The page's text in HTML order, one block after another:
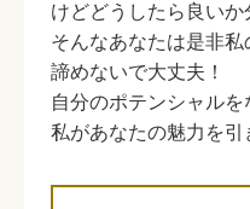
けどどうしたら良いか
そんなあなたは是非
諦めないで大丈夫！
自分のポテンシャルを
私があなたの魅力を引